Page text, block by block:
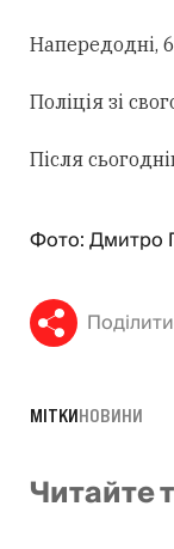
Напередодні,
Поліція зі
Після
Фото: Дмитро
МІТКИНОВИНИ
Читайте